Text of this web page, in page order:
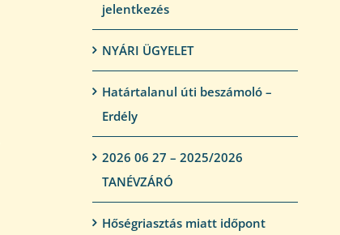
jelentkezés
NYÁRI ÜGYELET
Határtalanul úti beszámoló –
Erdély
2026 06 27 – 2025/2026
TANÉVZÁRÓ
Hőségriasztás miatt időpont